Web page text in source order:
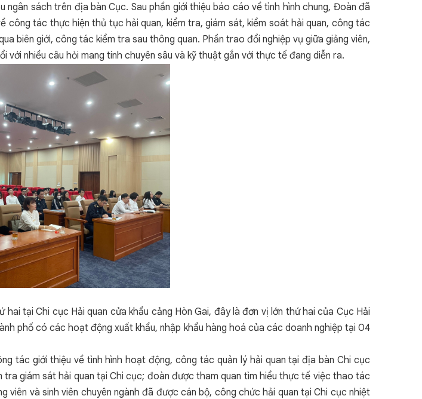
sách trên địa bàn Cục. Sau phần giới thiệu báo cáo về tình hình chung, Đoàn đã
tác thực hiện thủ tục hải quan, kiểm tra, giám sát, kiểm soát hải quan, công tác
biên giới, công tác kiểm tra sau thông quan. Phần trao đổi nghiệp vụ giữa giảng viên,
nhiều câu hỏi mang tính chuyên sâu và kỹ thuật gắn với thực tế đang diễn ra.
tại Chi cục Hải quan cửa khẩu cảng Hòn Gai, đây là đơn vị lớn thứ hai của Cục Hải
phố có các hoạt động xuất khẩu, nhập khẩu hàng hoá của các doanh nghiệp tại 04
tác giới thiệu về tình hình hoạt động, công tác quản lý hải quan tại địa bàn Chi cục
giám sát hải quan tại Chi cục; đoàn được tham quan tìm hiểu thực tế việc thao tác
và sinh viên chuyên ngành đã được cán bộ, công chức hải quan tại Chi cục nhiệt